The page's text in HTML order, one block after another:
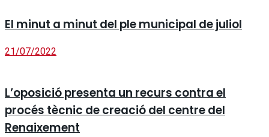
El minut a minut del ple municipal de juliol
21/07/2022
L’oposició presenta un recurs contra el
procés tècnic de creació del centre del
Renaixement